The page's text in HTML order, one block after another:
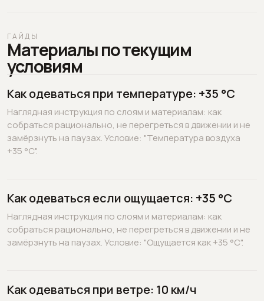
ГАЙДЫ
Материалы по текущим
условиям
Как одеваться при температуре: +35 °C
Наглядная инструкция по слоям и материалам: как
собраться рационально, не перегреться в движении и не
замёрзнуть на паузах. Условие: "Температура воздуха
+35 °C".
Как одеваться если ощущается: +35 °C
Наглядная инструкция по слоям и материалам: как
собраться рационально, не перегреться в движении и не
замёрзнуть на паузах. Условие: "Ощущается как +35 °C".
Как одеваться при ветре: 10 км/ч